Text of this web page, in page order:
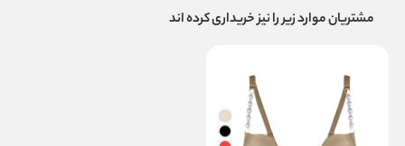
مشتریان موارد زیر را نیز خریداری کرده اند